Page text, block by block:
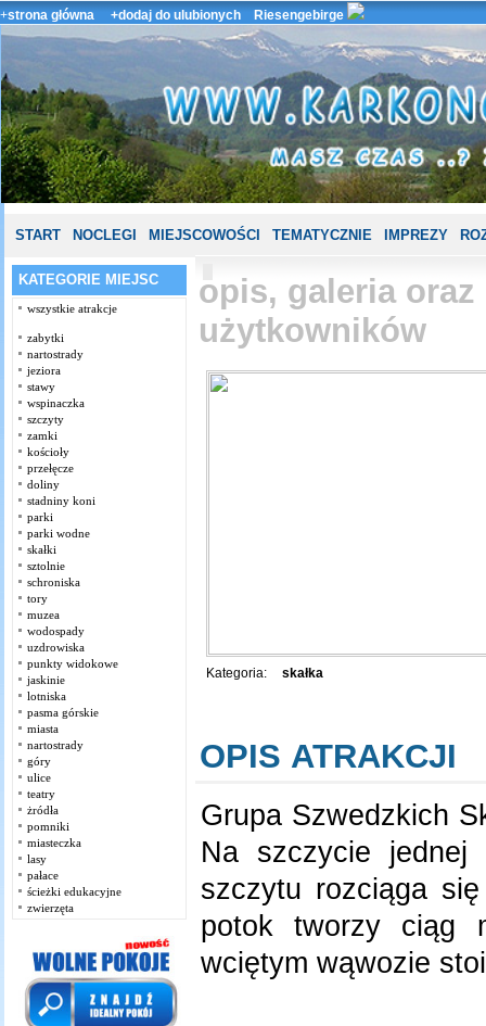
+strona główna +dodaj do ulubionych Riesengebirge
START NOCLEGI MIEJSCOWOŚCI TEMATYCZNIE IMPREZY
KATEGORIE MIEJSC
wszystkie atrakcje
zabytki
nartostrady
jeziora
stawy
wspinaczka
szczyty
zamki
kościoły
przełęcze
doliny
stadniny koni
parki
parki wodne
skałki
sztolnie
schroniska
tory
muzea
wodospady
uzdrowiska
punkty widokowe
jaskinie
lotniska
pasma górskie
miasta
nartostrady
góry
ulice
teatry
żródła
pomniki
miasteczka
lasy
pałace
ścieżki edukacyjne
zwierzęta
opis, galeria oraz
użytkowników
Kategoria: skałka
OPIS ATRAKCJI
Grupa Szwedzkich
Na szczycie
szczytu rozciąga
potok tworzy ciąg
wciętym wąwozie